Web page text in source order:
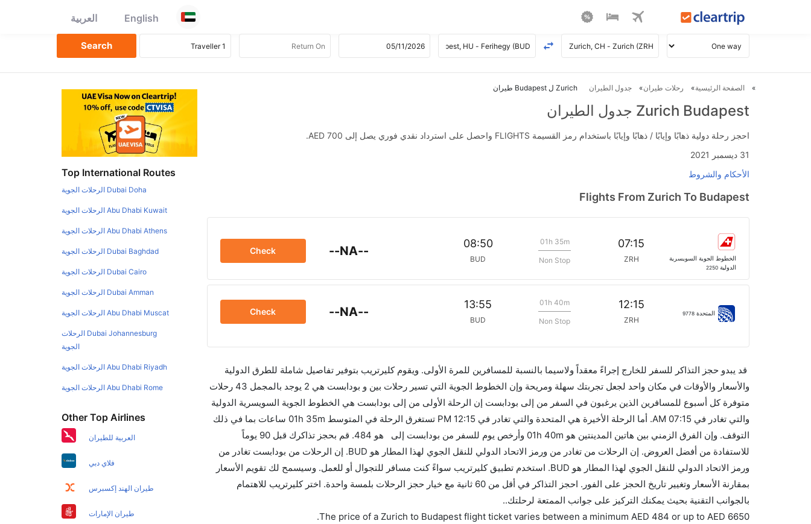
English العربية
الصفحة الرئيسية رحلات طيران جدول الطيران Zurich ل Budapest طيران
Zurich Budapest جدول الطيران
احجز رحلة دولية ذهابًا وإيابًا / ذهابًا وإيابًا باستخدام رمز القسيمة FLIGHTS واحصل على استرداد نقدي فوري يصل إلى AED 700.
31 ديسمبر 2021
الأحكام والشروط
Flights From Zurich To Budapest
الخطوط الجوية السويسرية
الدولية 2250
07:15
ZRH
01h 35m
Non Stop
08:50
BUD
--NA--
Check
المتحدة 9778
12:15
ZRH
01h 40m
Non Stop
13:55
BUD
--NA--
Check
قد يبدو حجز التذاكر للسفر للخارج إجراءً معقداً ولاسيما بالنسبة للمسافرين للمرة الأولى. ويقوم كليرتريب بتوفير تفاصيل شاملة للطرق الدولية
والأسعار والأوقات في مكان واحد لجعل تجربتك سهلة ومريحة وإن الخطوط الجوية التي تسير رحلات بين و بودابست هي 2 يوجد بالمجمل 43 رحلات
متوفرة كل أسبوع للمسافرين الذين يرغبون في السفر من إلى بودابست إن الرحلة الأولى من إلى بودابست هي الخطوط الجوية السويسرية الدولية
والتي تغادر في 07:15 AM. أما الرحلة الأخيرة هي المتحدة والتي تغادر في 12:15 PM تستغرق الرحلة في المتوسط 01h 35m ساعات بما في ذلك
التوقف. وإن الفرق الزمني بين هاتين المدينتين هو 01h 40m وأرخص يوم للسفر من بودابست إلى هو 484. قم بحجز تذاكرك قبل 90 يوماً
للاستفادة من أفضل العروض. إن الرحلات من تغادر من ورمز الاتحاد الدولي للنقل الجوي لهذا المطار هو BUD. إن الرحلات من بودابست تغادر من
ورمز الاتحاد الدولي للنقل الجوي لهذا المطار هو BUD. استخدم تطبيق كليرتريب سواءً كنت مسافر للتجوال أو للعمل. وسيسمح لك تقويم الأسعار
بمقارنة الأسعار وتغيير تاريخ الحجز على الفور. احجز التذاكر في أقل من 60 ثانية مع خيار حجز الرحلات بلمسة واحدة. اختر كليرتريب للاهتمام
بالجوانب التقنية بحيث يمكنك التركيز على جوانب الممتعة لرحلتك..
The price of a Zurich to Budapest flight ticket varies between a minimum AED 484 or up to AED 6650
.
Top International Routes
Dubai Doha الرحلات الجوية
Abu Dhabi Kuwait الرحلات الجوية
Abu Dhabi Athens الرحلات الجوية
Dubai Baghdad الرحلات الجوية
Dubai Cairo الرحلات الجوية
Dubai Amman الرحلات الجوية
Abu Dhabi Muscat الرحلات الجوية
Dubai Johannesburg الرحلات
الجوية
Abu Dhabi Riyadh الرحلات الجوية
Abu Dhabi Rome الرحلات الجوية
Other Top Airlines
العربية للطيران
فلاي دبي
طيران الهند إكسبرس
طيران الإمارات